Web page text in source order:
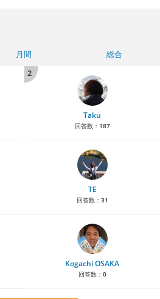
月間
総合
2
Taku
回答数： 187
TE
回答数： 31
Kogachi OSAKA
回答数： 0